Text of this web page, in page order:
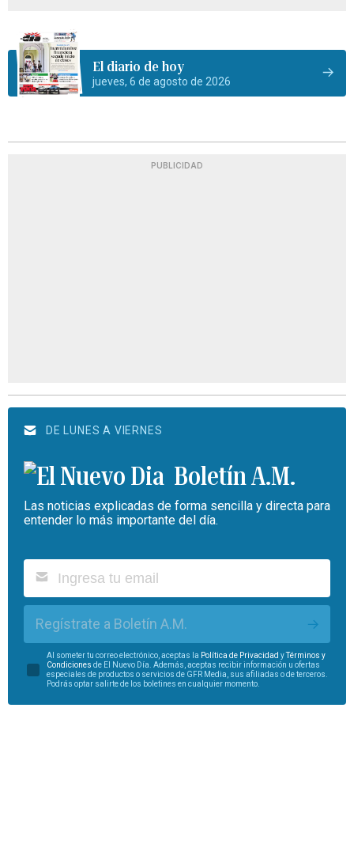
El diario de hoy
jueves, 6 de agosto de 2026
PUBLICIDAD
DE LUNES A VIERNES
Boletín A.M.
Las noticias explicadas de forma sencilla y directa para
entender lo más importante del día.
Regístrate a Boletín A.M.
Al someter tu correo electrónico, aceptas la Política de Privacidad yTérminos y
Condiciones de El Nuevo Día. Además, aceptas recibir información u ofertas
especiales de productos o servicios de GFR Media, sus afiliadas o de terceros.
Podrás optar salirte de los boletines en cualquier momento.